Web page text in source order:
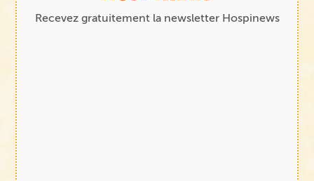
Recevez gratuitement la newsletter Hospinews